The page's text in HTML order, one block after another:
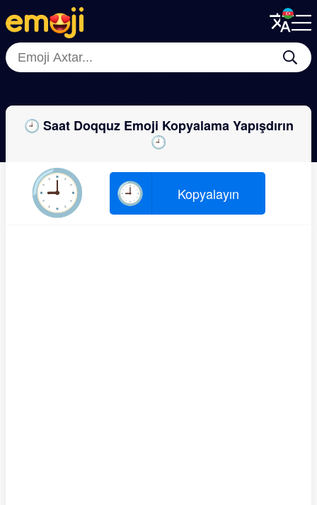
Menu
Close
Menu
Close
🕘 Saat Doqquz Emoji Kopyalama Yapışdırın
🕘
🕘 🕘 Kopyalayın